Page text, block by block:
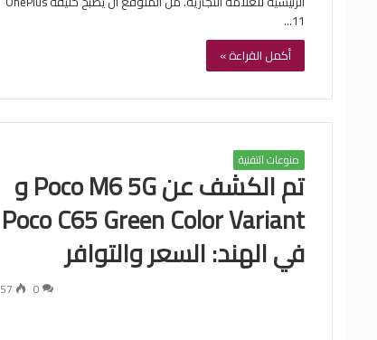
11…
أكمل القراءة »
منوعات التقنية
تم الكشف عن Poco M6 5G و
Poco C65 Green Color Variant
في الهند: السعر والتوافر
0
57